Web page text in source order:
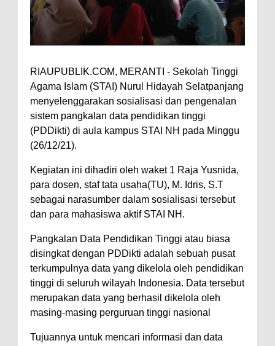
RIAUPUBLIK.COM, MERANTI - Sekolah Tinggi
Agama Islam (STAI) Nurul Hidayah Selatpanjang
menyelenggarakan sosialisasi dan pengenalan
sistem pangkalan data pendidikan tinggi
(PDDikti) di aula kampus STAI NH pada Minggu
(26/12/21).
Kegiatan ini dihadiri oleh waket 1 Raja Yusnida,
para dosen, staf tata usaha(TU), M. Idris, S.T
sebagai narasumber dalam sosialisasi tersebut
dan para mahasiswa aktif STAI NH.
Pangkalan Data Pendidikan Tinggi atau biasa
disingkat dengan PDDikti adalah sebuah pusat
terkumpulnya data yang dikelola oleh pendidikan
tinggi di seluruh wilayah Indonesia. Data tersebut
merupakan data yang berhasil dikelola oleh
masing-masing perguruan tinggi nasional
Tujuannya untuk mencari informasi dan data